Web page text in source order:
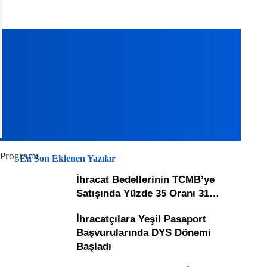
En Son Eklenen Yazılar
İhracat Bedellerinin TCMB’ye
Satışında Yüzde 35 Oranı 31…
İhracatçılara Yeşil Pasaport
Başvurularında DYS Dönemi
Başladı